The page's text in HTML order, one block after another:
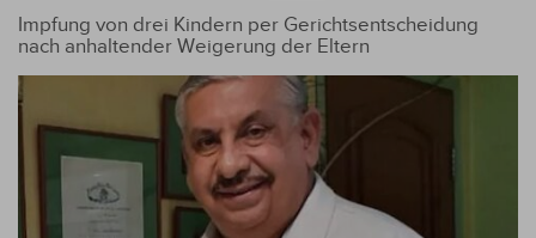
Impfung von drei Kindern per Gerichtsentscheidung
nach anhaltender Weigerung der Eltern